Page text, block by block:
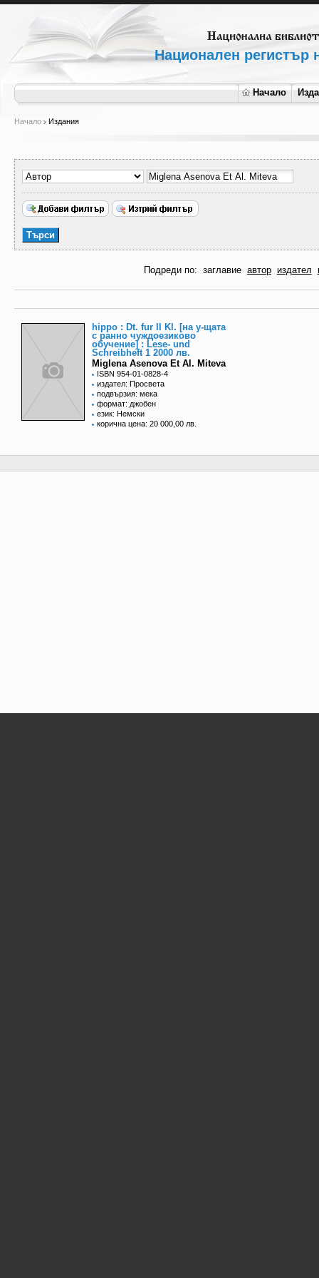
Национален регистър
Начало
Начало Издания
Подреди по: заглавие автор издател
hippo : Dt. fur II Kl. [на у-щата
с ранно чуждоезиково
обучение] : Lese- und
Schreibheft 1 2000 лв.
Miglena Asenova Et Al. Miteva
ISBN 954-01-0828-4
издател: Просвета
подвързия: мека
формат: джобен
език: Немски
корична цена: 20 000,00 лв.